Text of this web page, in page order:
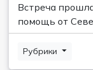
Встреча
помощь от
Рубрики